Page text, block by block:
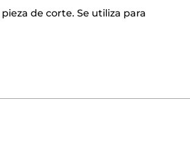
de corte. Se utiliza para